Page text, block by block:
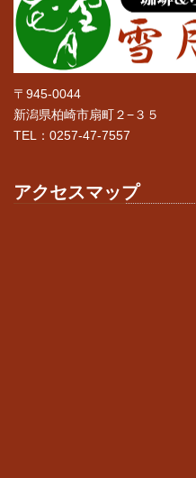
〒945-0044
新潟県柏崎市扇町２−３５
TEL：0257-47-7557
アクセスマップ